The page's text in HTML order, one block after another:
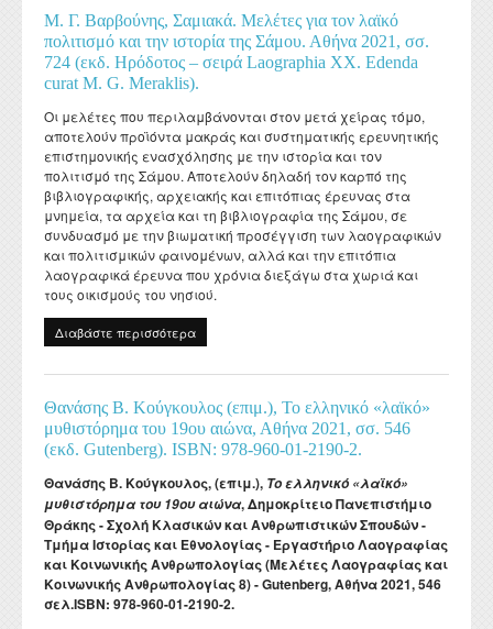
Τελετών». Λαογραφική μελέτη. Αθήνα 2021, σσ.
208 (εκδ. Κλειδάριθμος).
Μ. Γ. Βαρβούνης, Σαμιακά. Μελέτες για τον λαϊκό
πολιτισμό και την ιστορία της Σάμου. Αθήνα 2021, σσ.
724 (εκδ. Ηρόδοτος – σειρά Laographia XX. Edenda
curat M. G. Meraklis).
Οι μελέτες που περιλαμβάνονται στον μετά χείρας τόμο,
αποτελούν προϊόντα μακράς και συστηματικής ερευνητικής
επιστημονικής ενασχόλησης με την ιστορία και τον
πολιτισμό της Σάμου. Αποτελούν δηλαδή τον καρπό της
βιβλιογραφικής, αρχειακής και επιτόπιας έρευνας στα
μνημεία, τα αρχεία και τη βιβλιογραφία της Σάμου, σε
συνδυασμό με την βιωματική προσέγγιση των λαογραφικών
και πολιτισμικών φαινομένων, αλλά και την επιτόπια
λαογραφικά έρευνα που χρόνια διεξάγω στα χωριά και
τους οικισμούς του νησιού.
Διαβάστε περισσότερα
2021, σσ. 724 (εκδ. Ηρόδοτος – σειρά Laographia
XX. Edenda curat M. G. Meraklis).
Θανάσης Β. Κούγκουλος (επιμ.), Το ελληνικό «λαϊκό»
μυθιστόρημα του 19ου αιώνα, Αθήνα 2021, σσ. 546
(εκδ. Gutenberg). ISBN: 978-960-01-2190-2.
Θανάσης Β. Κούγκουλος, (επιμ.), Το ελληνικό «λαϊκό»
μυθιστόρημα του 19ου αιώνα, Δημοκρίτειο Πανεπιστήμιο
Θράκης - Σχολή Κλασικών και Ανθρωπιστικών Σπουδών -
Τμήμα Ιστορίας και Εθνολογίας - Εργαστήριο Λαογραφίας
και Κοινωνικής Ανθρωπολογίας (Μελέτες Λαογραφίας και
Κοινωνικής Ανθρωπολογίας 8) - Gutenberg, Αθήνα 2021, 546
σελ.ISBN: 978-960-01-2190-2.